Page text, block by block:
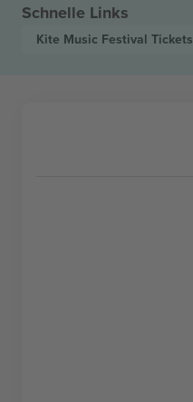
Schnelle Links
Kite Music Festival Tickets